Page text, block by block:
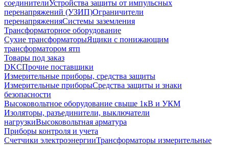
соединителиУстройства защиты от импульсных
перенапряжений (УЗИП)Ограничители
перенапряженияСистемы заземления
Трансформаторное оборудование
Сухие трансформаторыЯщики с понижающим
трансформатором ятп
Товары под заказ
DKCПрочие поставщики
Измерительные приборы, средства защиты
Измерительные приборыСредства защиты и знаки
безопасности
Высоковольтное оборудование свыше 1кВ и УКМ
Изоляторы, разъединители, выключатели
нагрузкиВысоковольтная арматура
Приборы контроля и учета
Счетчики электроэнергииТрансформаторы измерительные